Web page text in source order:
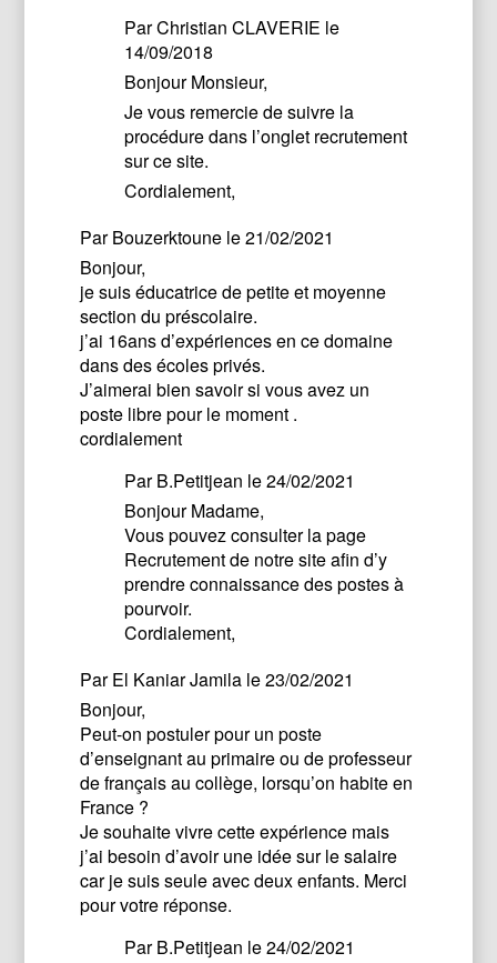
ParChristian CLAVERIE le
14/09/2018
Bonjour Monsieur,
Je vous remercie de suivre la
procédure dans l’onglet recrutement
sur ce site.
Cordialement,
ParBouzerktoune le 21/02/2021
Bonjour,
je suis éducatrice de petite et moyenne
section du préscolaire.
j’ai 16ans d’expériences en ce domaine
dans des écoles privés.
J’aimerai bien savoir si vous avez un
poste libre pour le moment .
cordialement
ParB.Petitjean le 24/02/2021
Bonjour Madame,
Vous pouvez consulter la page
Recrutement de notre site afin d’y
prendre connaissance des postes à
pourvoir.
Cordialement,
ParEl Kaniar Jamila le 23/02/2021
Bonjour,
Peut-on postuler pour un poste
d’enseignant au primaire ou de professeur
de français au collège, lorsqu’on habite en
France ?
Je souhaite vivre cette expérience mais
j’ai besoin d’avoir une idée sur le salaire
car je suis seule avec deux enfants. Merci
pour votre réponse.
ParB.Petitjean le 24/02/2021